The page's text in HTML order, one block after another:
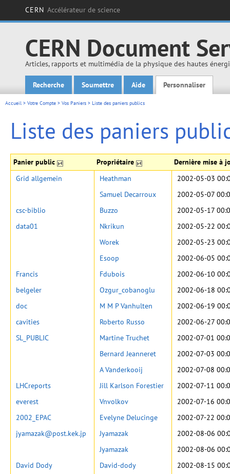
CERN Accélérateur de science
CERN Document
Articles, rapports et multimédia de la physique des hautes
Main menu
Recherche Soumettre Aide Personnaliser
Accueil > Votre Compte > Vos Paniers > Liste des paniers publics
Liste des paniers
Panier public Propriétaire Dernière mise à
Grid allgemein Heathman
2002-05-03
Samuel Decarroux
2002-05-07
csc-biblio
Buzzo
2002-05-17
data01
Nkrikun
2002-05-22
Worek
2002-05-23
Esoop
2002-06-05
Francis
Fdubois
2002-06-10
belgeler
Ozgur_cobanoglu
2002-06-18
doc
M M P Vanhulten
2002-06-19
cavities
Roberto Russo
2002-06-27
SL_PUBLIC
Martine Truchet
2002-07-01
Bernard Jeanneret
2002-07-03
A Vanderkooij
2002-07-08
LHCreports
Jill Karlson Forestier
2002-07-11
everest
Vnvolkov
2002-07-16
2002_EPAC
Evelyne Delucinge
2002-07-22
jyamazak@post.kek.jp
Jyamazak
2002-08-06
Jyamazak
2002-08-06
David Dody
David-dody
2002-08-15